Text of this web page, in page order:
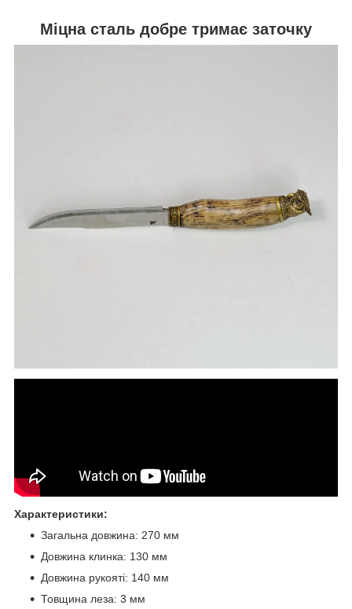
Міцна сталь добре тримає заточку
Характеристики:
Загальна довжина: 270 мм
Довжина клинка: 130 мм
Довжина рукояті: 140 мм
Товщина леза: 3 мм